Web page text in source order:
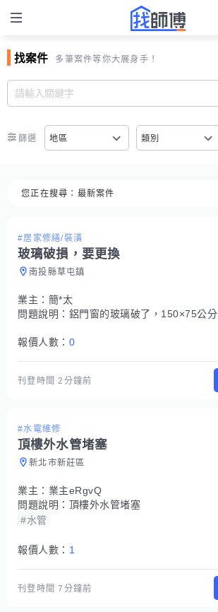
找案件 多筆案件等你大展身手！
篩選 地區 類別
您正在搜尋： 最新案件
#居家修繕/裝潢
玻璃破損，要更換
南投縣草屯鎮
業主： 簡*太
問題說明： 鋁門窗的玻璃破了，150×75公分
報價人數： 0
刊登時間2分鐘前
#水電維修
頂樓外水管堵塞
新北市新莊區
業主： 業主eRgvQ
問題說明： 頂樓外水管堵塞
#水管
報價人數： 1
刊登時間7分鐘前